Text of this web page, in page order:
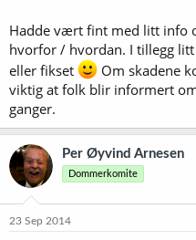
Hadde vært fint med litt info
hvorfor / hvordan. I tillegg
eller fikset
Om skadene
viktig at folk blir informert
ganger.
Per Øyvind Arnesen
Dommerkomite
23 Sep 2014